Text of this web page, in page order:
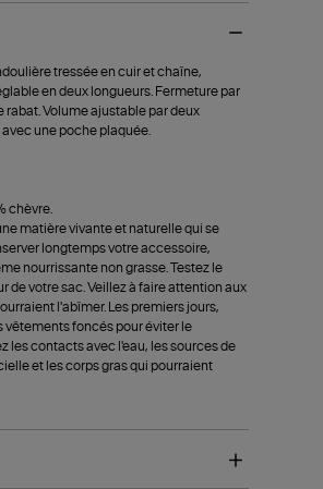
tressée en cuir et chaîne,
en deux longueurs. Fermeture par
Volume ajustable par deux
une poche plaquée.
chèvre.
matière vivante et naturelle qui se
longtemps votre accessoire,
nourrissante non grasse. Testez le
de votre sac. Veillez à faire attention aux
l'abîmer. Les premiers jours,
vêtements foncés pour éviter le
les contacts avec l'eau, les sources de
et les corps gras qui pourraient